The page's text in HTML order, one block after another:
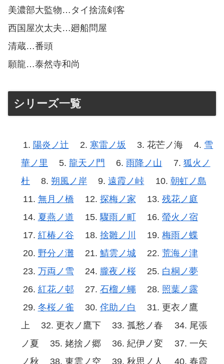
美濃部大監物…タイ捨流剣客
西国屋次太夫…廻船問屋
清蔵…番頭
願龍…泰然寺和尚
シリーズ一覧
陽炎ノ辻 寒雷ノ坂 花芒ノ海
雪
華ノ里
龍天ノ門 雨降ノ山
狐火ノ
杜
朔風ノ岸 遠霞ノ峠
朝虹ノ島
無月ノ橋
探梅ノ家
残花ノ庭
夏燕ノ道
驟雨ノ町
螢火ノ宿
紅椿ノ谷
捨雛ノ川
梅雨ノ蝶
野分ノ灘
鯖雲ノ城
荒海ノ津
万両ノ雪
朧夜ノ桜
白桐ノ夢
紅花ノ邨
石榴ノ蠅
照葉ノ露
冬桜ノ雀
侘助ノ白
更衣ノ鷹
上
更衣ノ鷹下 孤愁ノ春
尾張
ノ夏
姥捨ノ郷 紀伊ノ変
一矢
ノ秋
東雲ノ空 秋思ノ人
春霞